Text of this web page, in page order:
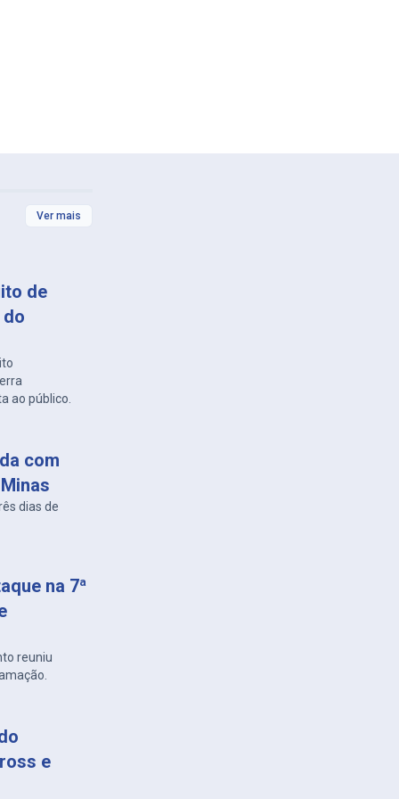
Ver mais
de
ao público.
com
dias de
na 7ª
reuniu
e